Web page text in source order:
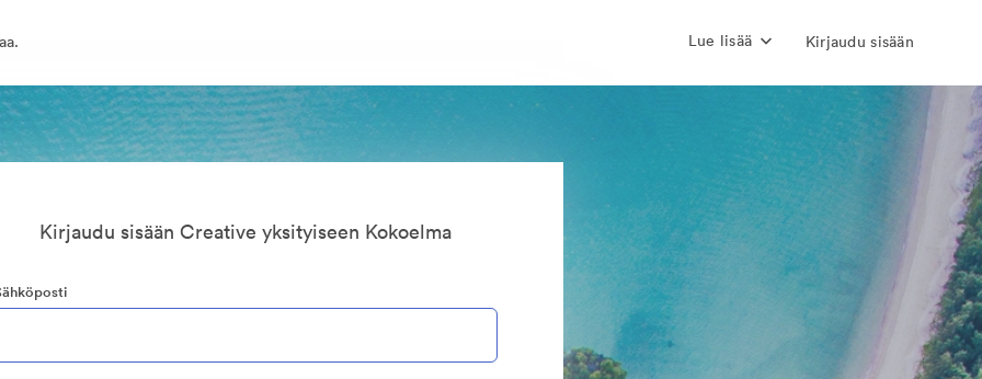
Lue lisää Kirjaudu sisään
Kirjaudu sisään Creative yksityiseen Kokoelma